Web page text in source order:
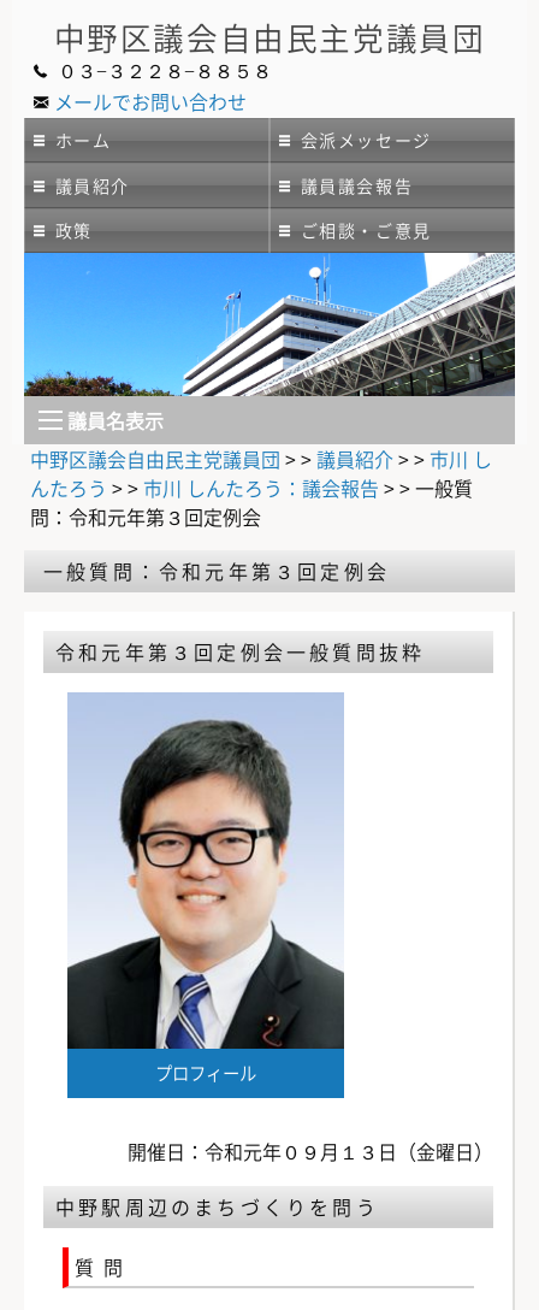
中野区議会自由民主党議員団
０３−３２２８−８８５８
メールでお問い合わせ
ホーム
会派メッセージ
議員紹介
議員議会報告
政策
ご相談・ご意見
議員名表示
中野区議会自由民主党議員団 > >議員紹介> > 市川 し
んたろう > > 市川 しんたろう：議会報告 > >一般質
問：令和元年第３回定例会
一般質問：令和元年第３回定例会
令和元年第３回定例会一般質問抜粋
プロフィール
開催日：令和元年０９月１３日（金曜日）
中野駅周辺のまちづくりを問う
質問